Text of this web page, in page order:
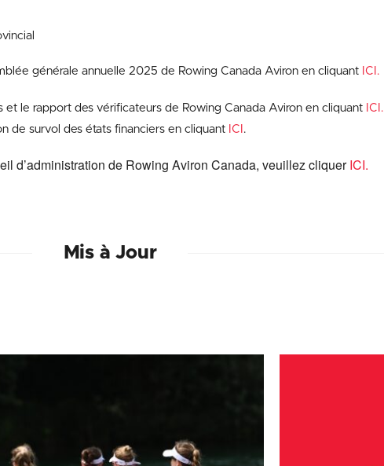
générale annuelle 2025 de Rowing Canada Aviron en cliquant ICI.
et le rapport des vérificateurs de Rowing Canada Aviron en cliquant ICI.
de survol des états financiers en cliquant ICI .
d’administration de Rowing Aviron Canada, veuillez cliquerICI.
Mis à Jour